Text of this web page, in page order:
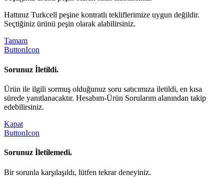
Hattınız Turkcell peşine kontratlı tekliflerimize uygun değildir.
Seçtiğiniz ürünü peşin olarak alabilirsiniz.
Tamam
ButtonIcon
Sorunuz İletildi.
Ürün ile ilgili sormuş olduğunuz soru satıcımıza iletildi, en kısa
sürede yanıtlanacaktır. Hesabım-Ürün Sorularım alanından takip
edebilirsiniz.
Kapat
ButtonIcon
Sorunuz İletilemedi.
Bir sorunla karşılaşıldı, lütfen tekrar deneyiniz.